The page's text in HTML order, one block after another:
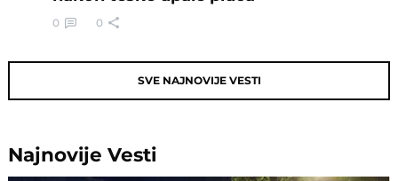
0 0
SVE NAJNOVIJE VESTI
NajnovijeVesti